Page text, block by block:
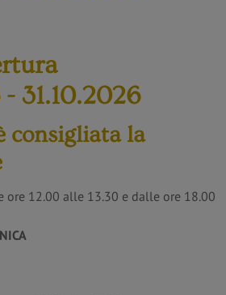
31.10.2026
consigliata la
ore 12.00 alle 13.30 e dalle ore 18.00